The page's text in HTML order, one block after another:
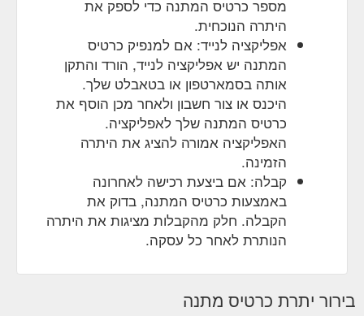
מספר כרטיס המתנה כדי לספק את
היתרה הנוכחית.
אפליקציה לנייד: אם למנפיק כרטיס
המתנה יש אפליקציה לנייד, הורד והתקן
אותה בסמארטפון או בטאבלט שלך.
היכנס או צור חשבון ולאחר מכן הוסף את
כרטיס המתנה שלך לאפליקציה.
האפליקציה אמורה להציג את היתרה
הזמינה.
קבלה: אם ביצעת רכישה לאחרונה
באמצעות כרטיס המתנה, בדוק את
הקבלה. חלק מהקבלות מציגות את היתרה
הנותרת לאחר כל עסקה.
בירור יתרת כרטיס מתנה